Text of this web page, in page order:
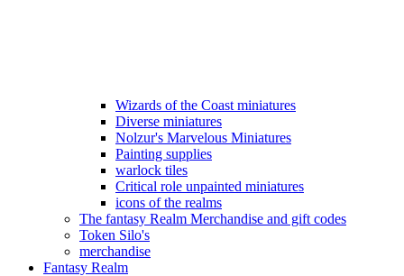
Wizards of the Coast miniatures
Diverse miniatures
Nolzur's Marvelous Miniatures
Painting supplies
warlock tiles
Critical role unpainted miniatures
icons of the realms
The fantasy Realm Merchandise and gift codes
Token Silo's
merchandise
Fantasy Realm